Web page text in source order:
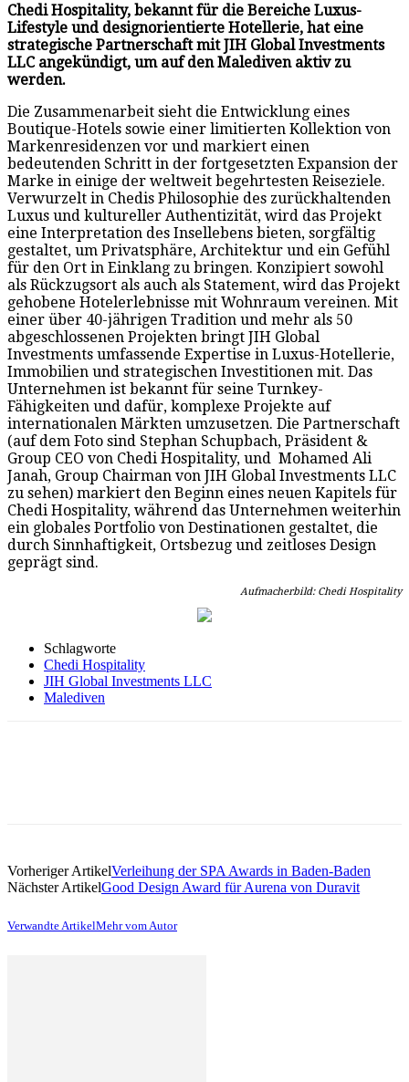
Chedi Hospitality, bekannt für die Bereiche Luxus-
Lifestyle und designorientierte Hotellerie, hat eine
strategische Partnerschaft mit JIH Global Investments
LLC angekündigt, um auf den Malediven aktiv zu
werden.
Die Zusammenarbeit sieht die Entwicklung eines
Boutique-Hotels sowie einer limitierten Kollektion von
Markenresidenzen vor und markiert einen
bedeutenden Schritt in der fortgesetzten Expansion der
Marke in einige der weltweit begehrtesten Reiseziele.
Verwurzelt in Chedis Philosophie des zurückhaltenden
Luxus und kultureller Authentizität, wird das Projekt
eine Interpretation des Insellebens bieten, sorgfältig
gestaltet, um Privatsphäre, Architektur und ein Gefühl
für den Ort in Einklang zu bringen. Konzipiert sowohl
als Rückzugsort als auch als Statement, wird das Projekt
gehobene Hotelerlebnisse mit Wohnraum vereinen. Mit
einer über 40-jährigen Tradition und mehr als 50
abgeschlossenen Projekten bringt JIH Global
Investments umfassende Expertise in Luxus-Hotellerie,
Immobilien und strategischen Investitionen mit. Das
Unternehmen ist bekannt für seine Turnkey-
Fähigkeiten und dafür, komplexe Projekte auf
internationalen Märkten umzusetzen. Die Partnerschaft
(auf dem Foto sind Stephan Schupbach, Präsident &
Group CEO von Chedi Hospitality, und Mohamed Ali
Janah, Group Chairman von JIH Global Investments LLC
zu sehen) markiert den Beginn eines neuen Kapitels für
Chedi Hospitality, während das Unternehmen weiterhin
ein globales Portfolio von Destinationen gestaltet, die
durch Sinnhaftigkeit, Ortsbezug und zeitloses Design
geprägt sind.
Aufmacherbild: Chedi Hospitality
Schlagworte
Chedi Hospitality
JIH Global Investments LLC
Malediven
Vorheriger ArtikelVerleihung der SPA Awards in Baden-Baden
Nächster ArtikelGood Design Award für Aurena von Duravit
Verwandte ArtikelMehr vom Autor